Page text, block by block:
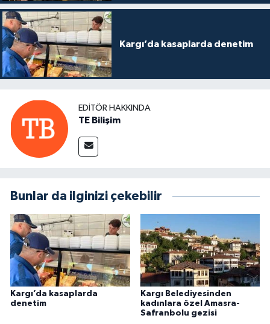
Kargı’da kasaplarda denetim
EDITÖR HAKKINDA
TE Bilişim
Bunlar da ilginizi çekebilir
Kargı’da kasaplarda
denetim
Kargı Belediyesinden
kadınlara özel Amasra-
Safranbolu gezisi